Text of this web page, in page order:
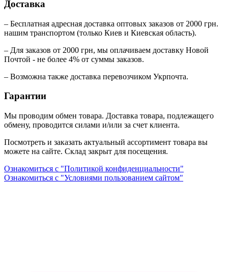
Доставка
– Бесплатная адресная доставка оптовых заказов от 2000 грн.
нашим транспортом (только Киев и Киевская область).
– Для заказов от 2000 грн, мы оплачиваем доставку Новой
Почтой - не более 4% от суммы заказов.
– Возможна также доставка перевозчиком Укрпочта.
Гарантии
Мы проводим обмен товара. Доставка товара, подлежащего
обмену, проводится силами и/или за счет клиента.
Посмотреть и заказать актуальный ассортимент товара вы
можете на сайте. Склад закрыт для посещения.
Ознакомиться с "Политикой конфиденциальности"
Ознакомиться с "Условиями пользованием сайтом"